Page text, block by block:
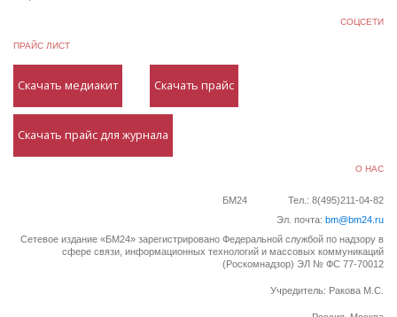
СОЦСЕТИ
ПРАЙС ЛИСТ
Скачать медиакит Скачать прайс
Скачать прайс для журнала
О НАС
БМ24
Тел.: 8(495)211-04-82
Эл. почта: bm@bm24.ru
Сетевое издание «БМ24» зарегистрировано Федеральной службой по надзору в
сфере связи, информационных технологий и массовых коммуникаций
(Роскомнадзор) ЭЛ № ФС 77-70012
Учредитель: Ракова М.С.